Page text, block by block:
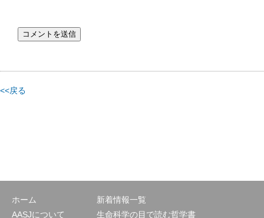
<<戻る
ホーム
AASJについて
新着情報一覧
生命科学の目で読む哲学書